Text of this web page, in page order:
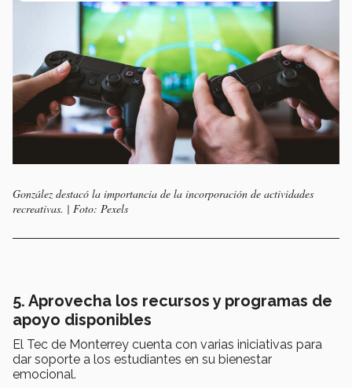
González destacó la importancia de la incorporación de actividades
recreativas. | Foto: Pexels
5. Aprovecha los recursos y programas de
apoyo disponibles
El Tec de Monterrey cuenta con varias iniciativas para
dar soporte a los estudiantes en su bienestar
emocional.